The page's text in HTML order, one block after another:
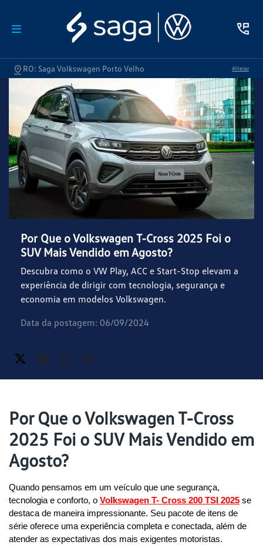
RO: Saga Volkswagen Porto Velho Alterar
Por Que o Volkswagen T-Cross 2025 Foi o
SUV Mais Vendido em Agosto?
Descubra como o VW Play, ACC e Start-Stop elevam a
experiência de dirigir com tecnologia, segurança e
economia em modelos Volkswagen.
Data da postagem: 06/09/2024
Por Que o Volkswagen T-Cross
2025 Foi o SUV Mais Vendido em
Agosto?
Quando pensamos em um veículo que une segurança,
tecnologia e conforto, o Volkswagen T- Cross 200 TSI 2025 se
destaca de maneira impressionante. Seu pacote de itens de
série oferece uma experiência completa e conectada, além de
atender as expectativas dos mais exigentes motoristas.